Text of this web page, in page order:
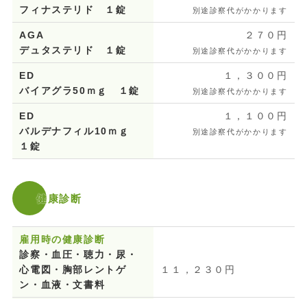
フィナステリド １錠
別途診察代がかかります
AGA
デュタステリド １錠
２７０円
別途診察代がかかります
ED
バイアグラ50ｍｇ １錠
１，３００円
別途診察代がかかります
ED
バルデナフィル10ｍｇ
１錠
１，１００円
別途診察代がかかります
健康診断
雇用時の健康診断
診察・血圧・聴力・尿・
心電図・胸部レントゲ
ン・血液・文書料
１１，２３０円